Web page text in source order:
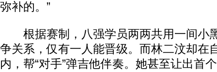
弥补的。”
根据赛制，八强学员两两共用一间小
争关系，仅有一人能晋级。而林二汶却在
内，帮“对手”弹吉他伴奏。她甚至让出首